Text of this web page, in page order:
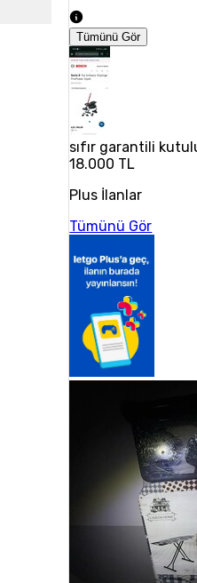
Tümünü Gör
sıfır garantili
18.000 TL
Plus İlanlar
Tümünü Gör